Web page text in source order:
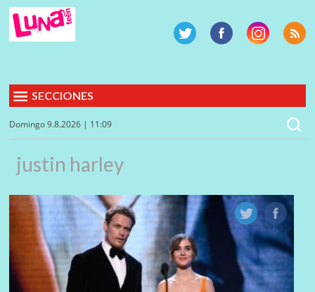
SECCIONES
Domingo 9.8.2026 | 11:09
justin harley